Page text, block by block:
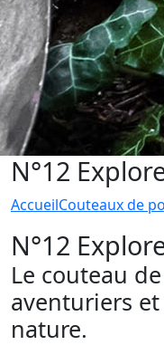
N°12
AccueilCouteaux de
N°12
Le couteau
aventuriers
nature.